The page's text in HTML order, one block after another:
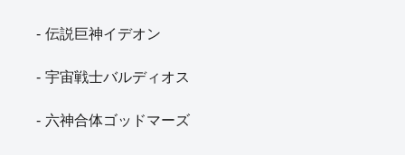
伝説巨神イデオン
宇宙戦士バルディオス
六神合体ゴッドマーズ